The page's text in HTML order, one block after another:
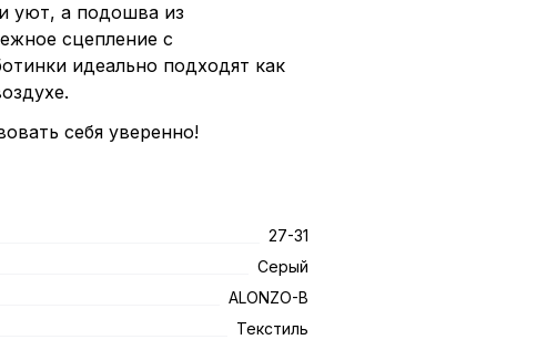
уют, а подошва из
сцепление с
идеально подходят как
себя уверенно!
27-31
Серый
ALONZO-B
Текстиль